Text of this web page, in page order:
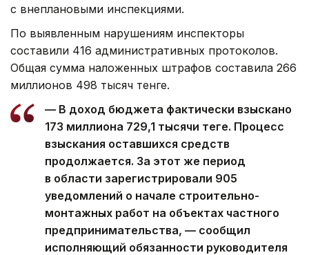
с внеплановыми инспекциями.
По выявленным нарушениям инспекторы
составили 416 административных протоколов.
Общая сумма наложенных штрафов составила 266
миллионов 498 тысяч тенге.
— В доход бюджета фактически взыскано
173 миллиона 729,1 тысячи теңге. Процесс
взыскания оставшихся средств
продолжается. За этот же период
в области зарегистрировали 905
уведомлений о начале строительно-
монтажных работ на объектах частного
предпринимательства, — сообщил
исполняющий обязанности руководителя